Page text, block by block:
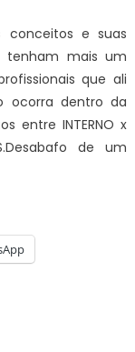
conceitos e suas
tenham mais um
que ali
ocorra dentro da
entre INTERNO x
de um